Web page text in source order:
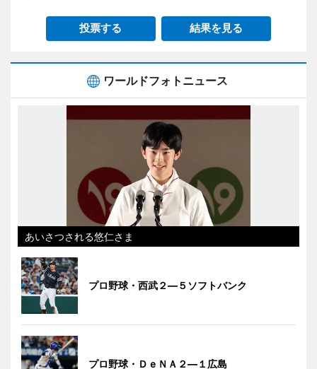
投票する 結果を見る
ワールドフォトニュース
あいさつされる悠仁さま
プロ野球・西武２―５ソフトバンク
プロ野球・ＤｅＮＡ２―１広島